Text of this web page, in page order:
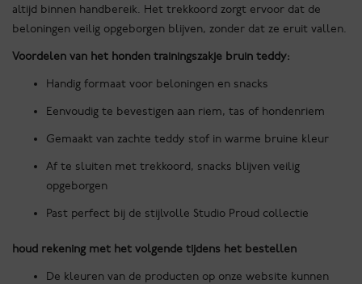
altijd binnen handbereik. Het trekkoord zorgt ervoor dat de
beloningen veilig opgeborgen blijven, zonder dat ze eruit vallen.
Voordelen van het honden trainingszakje bruin teddy:
Handig formaat voor beloningen en snacks
Eenvoudig te bevestigen aan riem, tas of hondenriem
Gemaakt van zachte teddy stof in warme bruine kleur
Af te sluiten met trekkoord, snacks blijven veilig
opgeborgen
Past perfect bij de stijlvolle Studio Proud collectie
houd rekening met het volgende tijdens het bestellen
De kleuren van de producten op onze website kunnen